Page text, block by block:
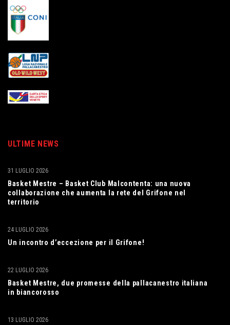
ULTIME NEWS
Basket Mestre – Basket Club Malcontenta: una nuova
collaborazione che aumenta la rete del Grifone nel
territorio
31 LUGLIO 2026
Un incontro d’eccezione per il Grifone!
24 LUGLIO 2026
Basket Mestre, due promesse della pallacanestro italiana
in biancorosso
22 LUGLIO 2026
13 LUGLIO 2026